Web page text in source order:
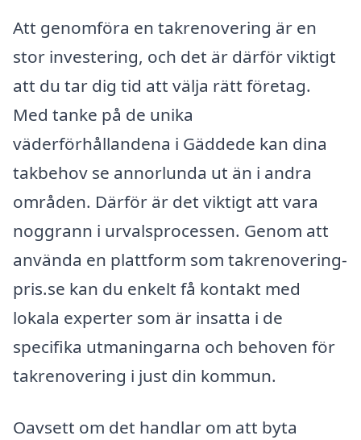
Att genomföra en takrenovering är en
stor investering, och det är därför viktigt
att du tar dig tid att välja rätt företag.
Med tanke på de unika
väderförhållandena i Gäddede kan dina
takbehov se annorlunda ut än i andra
områden. Därför är det viktigt att vara
noggrann i urvalsprocessen. Genom att
använda en plattform som takrenovering-
pris.se kan du enkelt få kontakt med
lokala experter som är insatta i de
specifika utmaningarna och behoven för
takrenovering i just din kommun.
Oavsett om det handlar om att byta